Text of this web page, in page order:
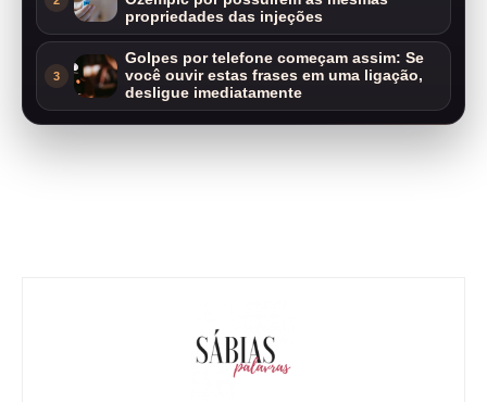
propriedades das injeções
3
Golpes por telefone começam assim: Se
você ouvir estas frases em uma ligação,
desligue imediatamente